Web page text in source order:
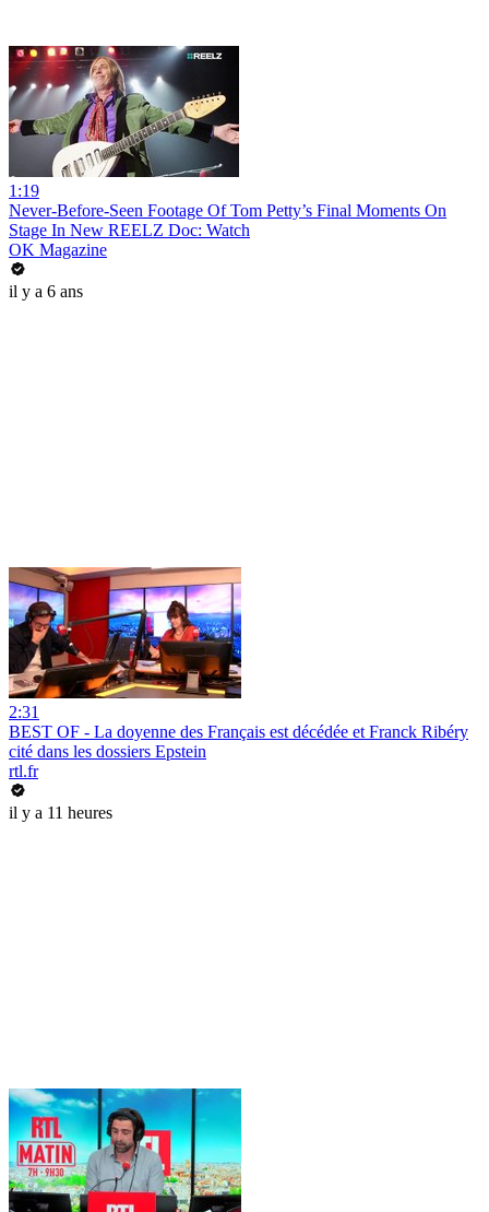
1:19
Never-Before-Seen Footage Of Tom Petty’s Final Moments On
Stage In New REELZ Doc: Watch
OK Magazine
il y a 6 ans
2:31
BEST OF - La doyenne des Français est décédée et Franck Ribéry
cité dans les dossiers Epstein
rtl.fr
il y a 11 heures